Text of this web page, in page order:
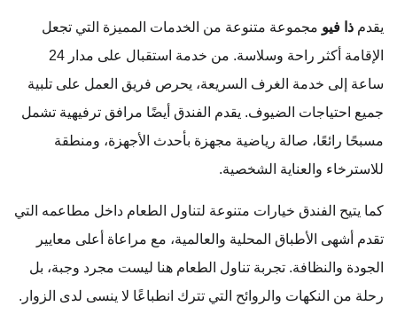
يقدم ذا فيو مجموعة متنوعة من الخدمات المميزة التي تجعل
الإقامة أكثر راحة وسلاسة. من خدمة استقبال على مدار 24
ساعة إلى خدمة الغرف السريعة، يحرص فريق العمل على تلبية
جميع احتياجات الضيوف. يقدم الفندق أيضًا مرافق ترفيهية تشمل
مسبحًا رائعًا، صالة رياضية مجهزة بأحدث الأجهزة، ومنطقة
للاسترخاء والعناية الشخصية.
كما يتيح الفندق خيارات متنوعة لتناول الطعام داخل مطاعمه التي
تقدم أشهى الأطباق المحلية والعالمية، مع مراعاة أعلى معايير
الجودة والنظافة. تجربة تناول الطعام هنا ليست مجرد وجبة، بل
رحلة من النكهات والروائح التي تترك انطباعًا لا ينسى لدى الزوار.